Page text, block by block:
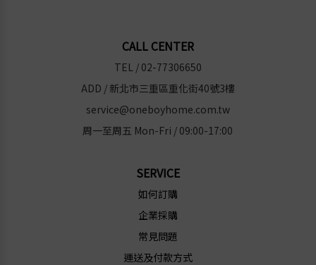
CALL CENTER
TEL / 02-77306650
ADD / 新北市三重區重化街40號3樓
service@oneboyhome.com.tw
周一至周五 Mon-Fri / 09:00-17:00
SERVICE
如何訂購
企業採購
常見問題
運送及付款方式